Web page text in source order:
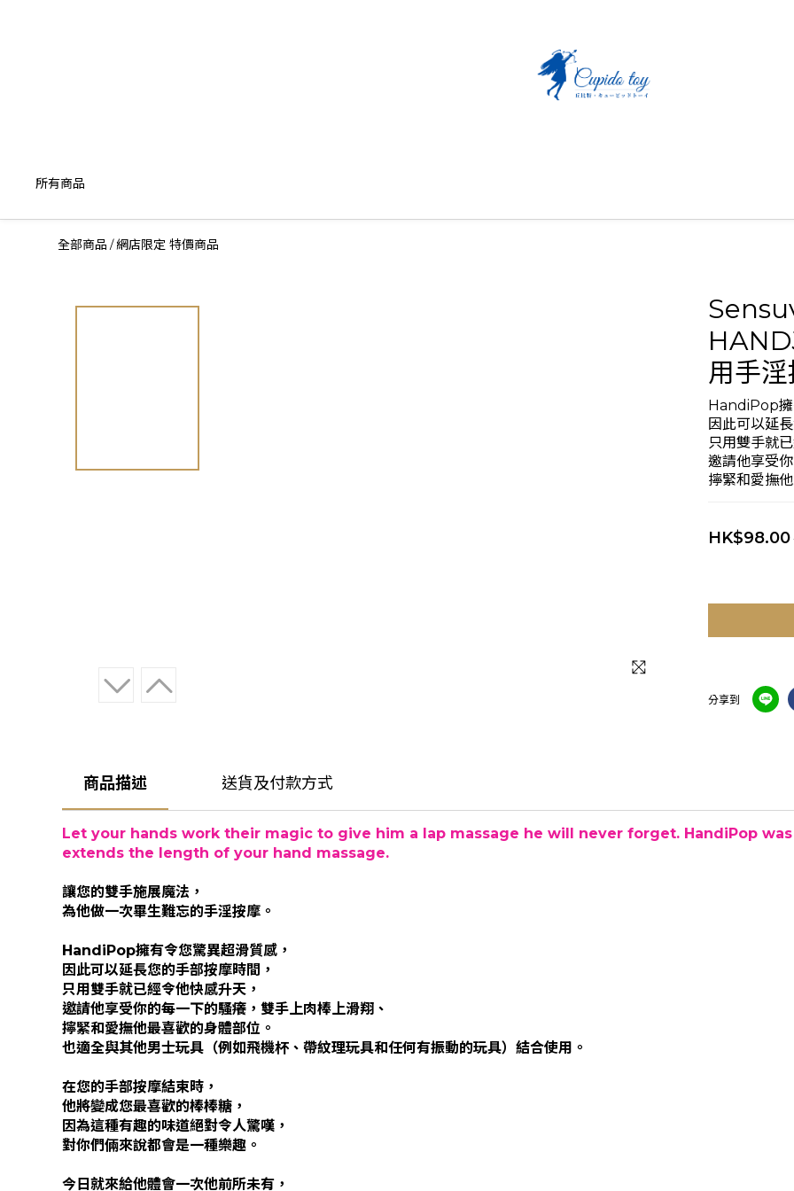
所有商品
全部商品 /網店限定 特價商品
用手
HandiPop擁
因此可以延
只用雙手就
邀請他享受
擰緊和愛撫
HK$98.00
分享到
商品描述 送貨及付款方式
Let your hands work their magic to give him a lap massage he will never forget. HandiPop
extends the length of your hand massage.
讓您的雙手施展魔法，
為他做一次畢生難忘的手淫按摩。
HandiPop擁有令您驚異超滑質感，
因此可以延長您的手部按摩時間，
只用雙手就已經令他快感升天，
邀請他享受你的每一下的騷癢，雙手上肉棒上滑翔、
擰緊和愛撫他最喜歡的身體部位。
也適全與其他男士玩具（例如飛機杯、帶紋理玩具和任何有振動的玩具）結合使用。
在您的手部按摩結束時，
他將變成您最喜歡的棒棒糖，
因為這種有趣的味道絕對令人驚嘆，
對你們倆來說都會是一種樂趣。
今日就來給他體會一次他前所未有，